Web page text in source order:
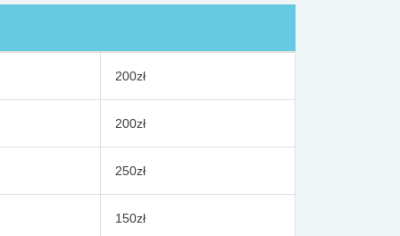
200zł
200zł
250zł
150zł